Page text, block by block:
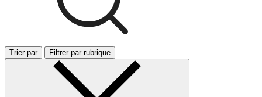
Trier par Filtrer par rubrique